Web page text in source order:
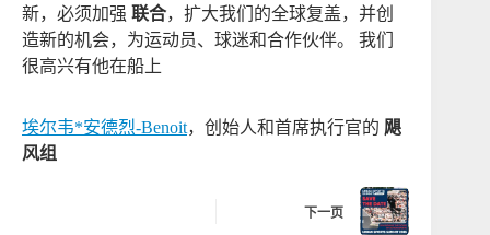
新，必须加强 联合，扩大我们的全球复盖，并创
造新的机会，为运动员、球迷和合作伙伴。 我们
很高兴有他在船上
埃尔韦*安德烈-Benoit，创始人和首席执行官的 飓
风组
下一页